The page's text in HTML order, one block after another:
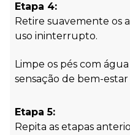
Etapa 4:
Retire suavemente os
uso ininterrupto.
Limpe os pés com
sensação de bem-
Etapa 5:
Repita as etapas